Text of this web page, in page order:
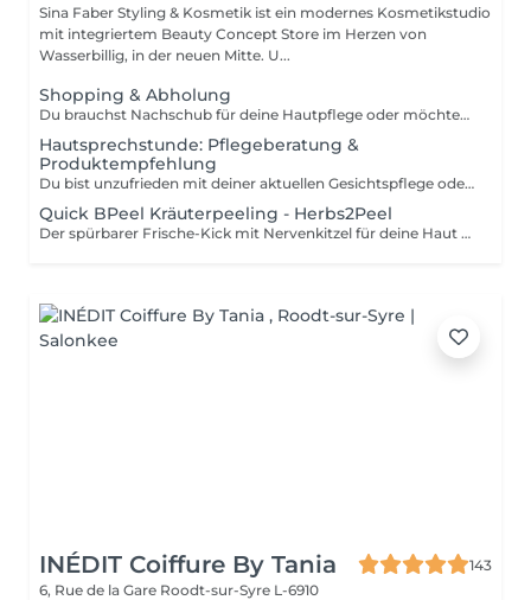
Sina Faber Styling & Kosmetik ist ein modernes Kosmetikstudio
mit integriertem Beauty Concept Store im Herzen von
Wasserbillig, in der neuen Mitte. U...
Shopping & Abholung
Du brauchst Nachschub für deine Hautpflege oder möchtest einen Gutschein abholen? Dann ist dieser kurze Termin genau das Richtige für dich. Hier kannst du unkompliziert deine Produkte oder Gutscheine bei uns im Studio abholen ganz ohne Wartezeit und in entspannter Atmosphäre. Wichtig: Bitte beachte, dass es sich hierbei um einen reinen Abhol- oder Shopping-Termin handelt. Eine individuelle Hautanalyse oder Pflegeberatung ist aus Zeitgründen nicht möglich. Wir freuen uns auf dich!
Hautsprechstunde: Pflegeberatung &
Produktempfehlung
Du bist unzufrieden mit deiner aktuellen Gesichtspflege oder möchtest deine Routine an deine Hautbedürfnisse anpassen? Dann ist dieser Termin genau richtig für dich. In einer ca. 30-minütigen Pflegeberatung schauen wir uns gemeinsam an, was deine Haut braucht und welche Produkte aus unserem Clean Beauty Sortiment perfekt zu dir passen. Wir nehmen uns Zeit, hören zu und empfehlen dir eine Pflege, die nicht nur zu deinem Hauttyp passt, sondern dich auch langfristig unterstützt für eine gesunde, strahlende Haut. Die Beratung kostet 50 Euro, wird dir aber bei einem Produktkauf ab 50 Euro vollständig angerechnet. Das heißt: Wenn du dich für passende Produkte entscheidest, ist dieser Termin für dich kostenlos. Die empfohlene Pflege kannst du direkt im Anschluss mitnehmen und direkt in deinen Alltag integrieren.
Quick BPeel Kräuterpeeling - Herbs2Peel
Der spürbarer Frische-Kick mit Nervenkitzel für deine Haut - sofort mehr Ausstrahlung. Unsere Quick BPeel Behandlung basiert auf der innovativen herbs2peel Methode, einer Kombination aus natürlichem Kräuterpeeling und intensiver Regeneration. Feinste Kräuterpartikel werden in die Haut einmassiert und erzeugen eine gezielte Mikroirritation. Genau hier beginnt der Effekt: - die Durchblutung wird angeregt - der Stoffwechsel aktiviert - die Haut beginnt sich von innen heraus zu erneuern Gleichzeitig werden abgestorbene Hautzellen sanft gelöst, während wertvolle Wirkstoffe tief in die Haut eingeschleust werden. Das Besondere: Es kommt nicht zu einem klassischen Schälprozess, sondern zu einer sichtbaren Verbesserung ohne Ausfallzeit. Du spürst den typischen Nervenkitzel während der Behandlung - ein Zeichen dafür, dass deine Haut arbeitet und aktiviert wird. Das Ergebnis: - sofort mehr Glow - frischeres Hautbild - sichtbar mehr Ebenmäßigkeit Das Quick BPeel ist die kompakte Express-Version der Behandlung. Der Fokus liegt auf Aktivierung, Glow und sofortigem Effekt, ohne intensive Zusatzmodule. Perfekt für: - schnelle Ergebnisse - Event-Vorbereitung - Einstieg in die Methode Indikationen: - fahle, müde Haut - fehlender Glow - Unreinheiten - unruhiges Hautbild (Hyperpigmentierung) Kontraindikationen: - bekannte Allergien gegen Kräuter/Pflanzenstoffe - akute Hauterkrankungen oder Entzündungen - entzündliche Rosazea - offene Hautstellen / Wunden stark gereizte Haut
INÉDIT Coiffure By Tania
143
6, Rue de la Gare Roodt-sur-Syre L-6910